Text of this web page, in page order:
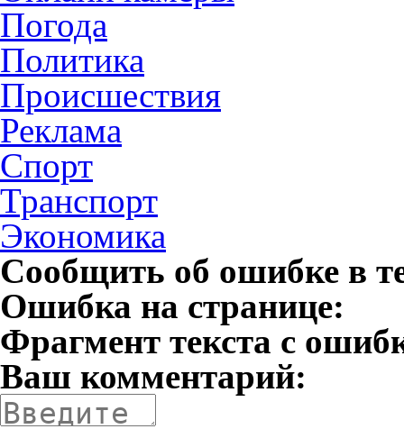
Погода
Политика
Происшествия
Реклама
Спорт
Транспорт
Экономика
Сообщить об ошибке в
Ошибка на странице:
Фрагмент текста с
Ваш комментарий: